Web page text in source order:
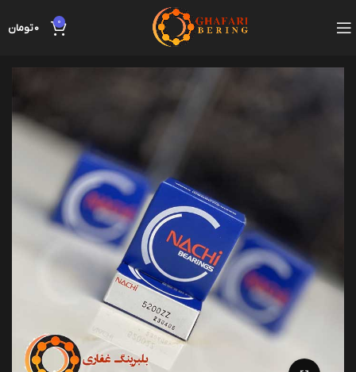
0
0تومان